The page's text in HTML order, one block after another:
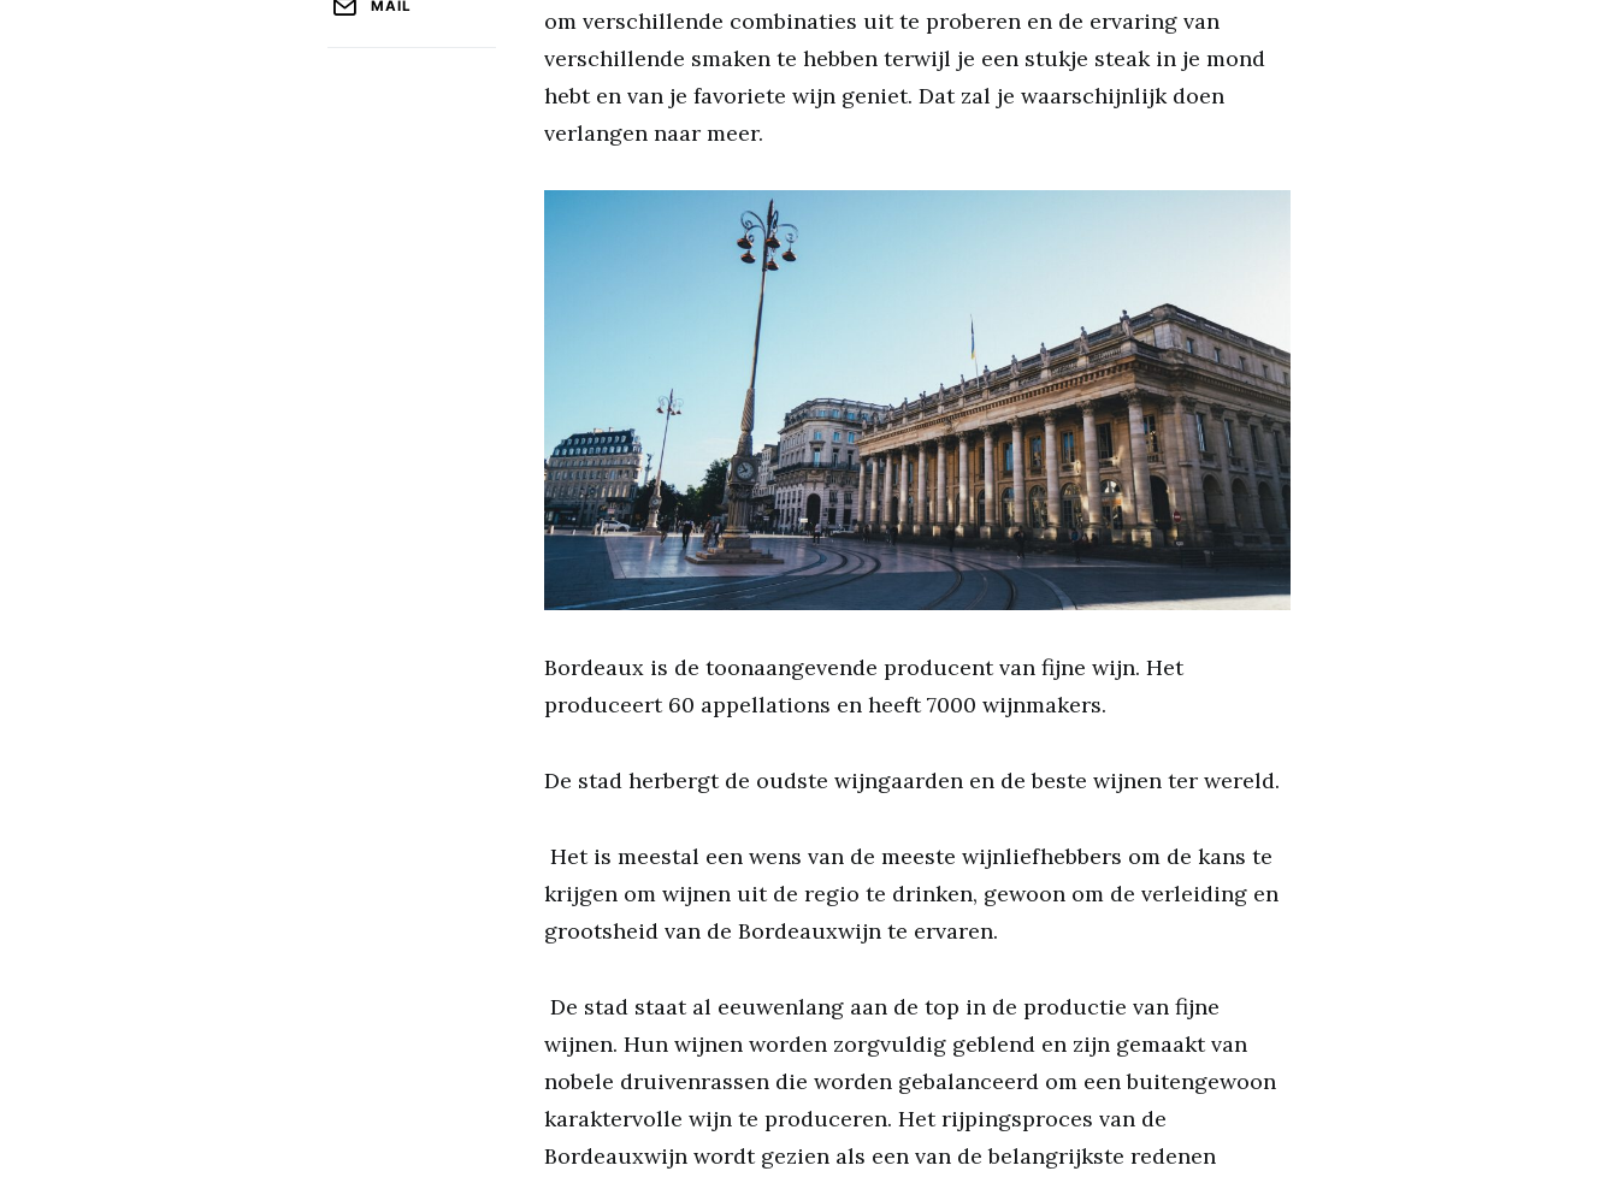
MAIL
om verschillende combinaties uit te proberen en de ervaring van
verschillende smaken te hebben terwijl je een stukje steak in je mond
hebt en van je favoriete wijn geniet. Dat zal je waarschijnlijk doen
verlangen naar meer.
Bordeaux is de toonaangevende producent van fijne wijn. Het
produceert 60 appellations en heeft 7000 wijnmakers.
De stad herbergt de oudste wijngaarden en de beste wijnen ter wereld.
Het is meestal een wens van de meeste wijnliefhebbers om de kans te
krijgen om wijnen uit de regio te drinken, gewoon om de verleiding en
grootsheid van de Bordeauxwijn te ervaren.
De stad staat al eeuwenlang aan de top in de productie van fijne
wijnen. Hun wijnen worden zorgvuldig geblend en zijn gemaakt van
nobele druivenrassen die worden gebalanceerd om een buitengewoon
karaktervolle wijn te produceren. Het rijpingsproces van de
Bordeauxwijn wordt gezien als een van de belangrijkste redenen